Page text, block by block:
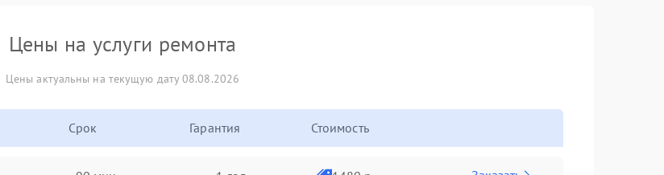
Цены на услуги ремонта
Цены актуальны на текущую дату 08.08.2026
Срок Гарантия Стоимость